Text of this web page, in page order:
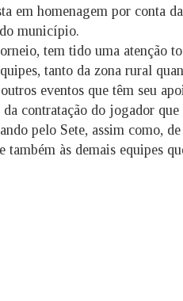
em homenagem por conta
município.
tem tido uma atenção
tanto da zona rural
eventos que têm seu
contratação do jogador que
pelo Sete, assim como, de
também às demais equipes